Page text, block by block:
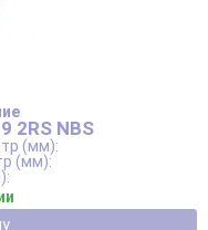
2RS NBS